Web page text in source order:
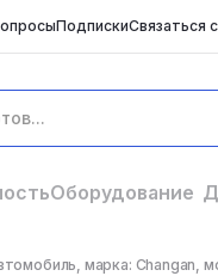
ПодпискиСвязаться
Оборудование
марка: Changan,